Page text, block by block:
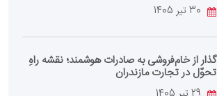
گذار از خام‌فروشی به صادرات هوشمند؛ نقشه راهِ
تحوّل در تجارت مازندران